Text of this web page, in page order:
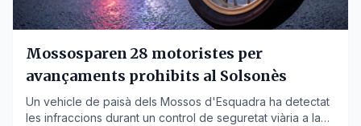
Mossosparen 28 motoristes per
avançaments prohibits al Solsonès
Un vehicle de paisà dels Mossos d'Esquadra ha detectat
les infraccions durant un control de seguretat viària a la